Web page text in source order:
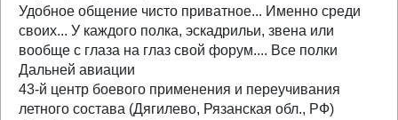
Удобное общение чисто приватное... Именно среди
своих... У каждого полка, эскадрильи, звена или
вообще с глаза на глаз свой форум.... Все полки
Дальней авиации
43-й центр боевого применения и переучивания
летного состава (Дягилево, Рязанская обл., РФ)